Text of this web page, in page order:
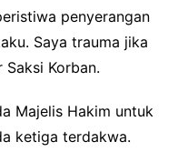
penyerangan
Saya trauma jika
Korban.
Majelis Hakim untuk
ketiga terdakwa.